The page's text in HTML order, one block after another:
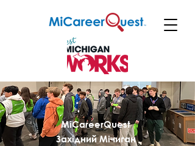
MiCareerQuest
Західний Мічиган